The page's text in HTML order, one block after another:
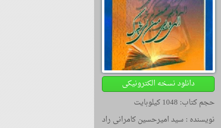
دانلود نسخه الکترونیکی
حجم کتاب: 1048 کیلوبایت
نویسنده : سید امیرحسین کامرانی راد